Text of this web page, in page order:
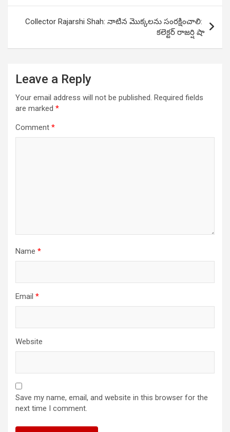
Collector Rajarshi Shah: నాటిన మొక్క‌ల‌ను సంర‌క్షించాలి:
క‌లెక్ట‌ర్ రాజర్షి షా
Leave a Reply
Your email address will not be published. Required fields
are marked *
Comment *
Name *
Email *
Website
Save my name, email, and website in this browser for the
next time I comment.